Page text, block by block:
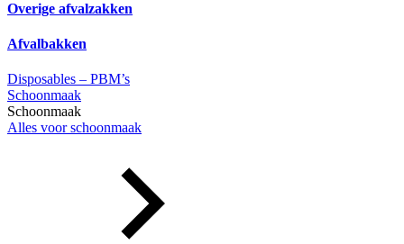
Overige afvalzakken
Afvalbakken
Disposables – PBM’s
Schoonmaak
Schoonmaak
Alles voor schoonmaak